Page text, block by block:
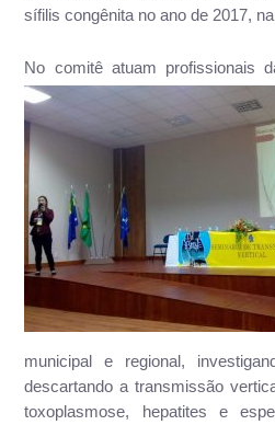
sífilis congênita no ano de 2017,
No comitê atuam profissionais
municipal e regional,
descartando a transmissão
toxoplasmose, hepatites e